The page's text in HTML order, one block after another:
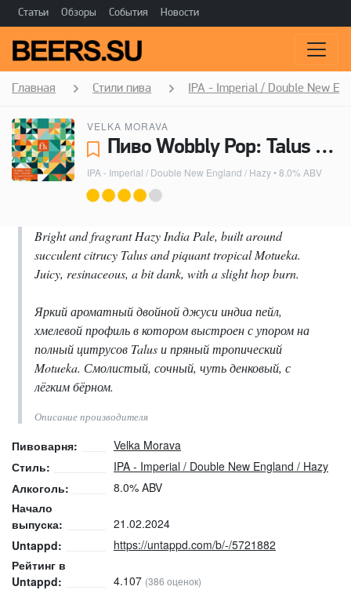
Статьи Обзоры События Новости
Главная Стили пива IPA - Imperial / Double New
VELKA MORAVA
Пиво Wobbly Pop: Talus Motueka - Velka Morava
IPA - Imperial / Double New England / Hazy• 8.0% ABV
Bright and fragrant Hazy India Pale, built around
succulent citrucy Talus and piquant tropical Motueka.
Juicy, resinaceous, a bit dank, with a slight hop burn.
Яркий ароматный двойной джуси индиа пейл,
хмелевой профиль в котором выстроен с упором на
полный цитрусов Talus и пряный тропический
Motueka. Смолистый, сочный, чуть денковый, с
лёгким бёрном.
Описание производителя
Пивоварня:
Velka Morava
Стиль:
IPA - Imperial / Double New England / Hazy
Алкоголь:
8.0% ABV
Начало
выпуска:
21.02.2024
Untappd:
https://untappd.com/b/-/5721882
Рейтинг в
Untappd:
4.107 (386 оценок)